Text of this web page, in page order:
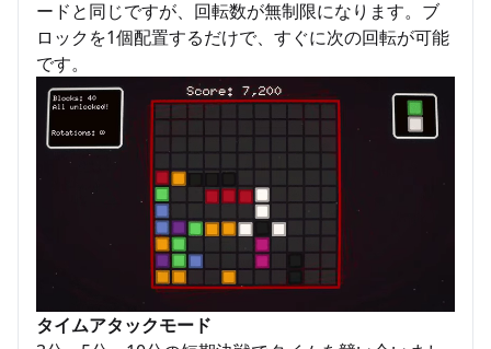
ードと同じですが、回転数が無制限になります。ブ
ロックを1個配置するだけで、すぐに次の回転が可能
です。
タイムアタックモード